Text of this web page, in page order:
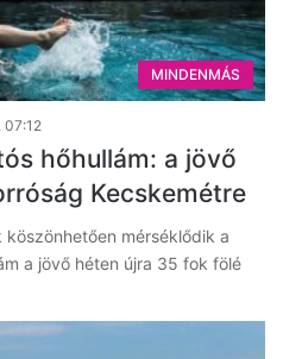
MINDENMÁS
07:12
hőhullám: a jövő
Kecskemétre
mérséklődik a
a jövő héten újra 35 fok fölé